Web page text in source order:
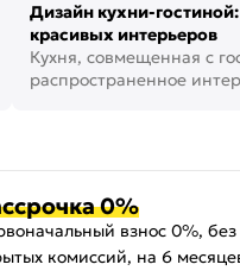
Дизайн кухни-
красивых интерьеров
Кухня, совмещенная с
распространенное
0%
взнос 0%,
комиссий, на 6